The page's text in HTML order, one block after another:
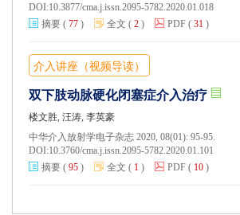
DOI:10.3877/cma.j.issn.2095-5782.2020.01.018
摘要 ( 77 ) 全文 ( 2 ) PDF ( 31 )
介入讲座（视频导读）
双下肢动脉硬化闭塞症介入治疗
楼文胜, 汪涛, 李英豪
中华介入放射学电子杂志 2020, 08(01): 95-95.
DOI:10.3760/cma.j.issn.2095-5782.2020.01.101
摘要 ( 95 ) 全文 ( 1 ) PDF ( 10 )